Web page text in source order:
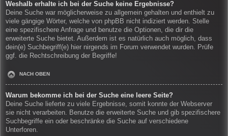
Weshalb erhalte ich bei der Suche keine Ergebnisse?
Deine Suche war möglicherweise zu allgemein gehalten und enthielt zu
viele gängige Wörter, welche von phpBB nicht indiziert werden. Stelle
eine spezifischere Anfrage und benutze die Optionen, die dir die
erweiterte Suche bietet. Außerdem ist es natürlich auch möglich, dass
dein(e) Suchbegriff(e) hier nirgends im Forum verwendet wurden. Prüfe
ggf. die Rechtschreibung der Begriffe!
NACH OBEN
Warum bekomme ich bei der Suche eine leere Seite?
Deine Suche lieferte zu viele Ergebnisse, somit konnte der Webserver
sie nicht verarbeiten. Benutze die erweiterte Suche und gib spezifischere
Suchbegriffe ein oder beschränke die Suche auf verschiedene
Unterforen.